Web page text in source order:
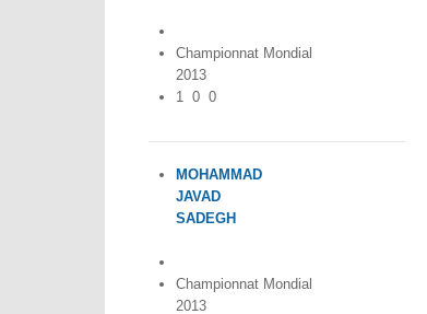
Championnat Mondial
2013
1 0 0
MOHAMMAD
JAVAD
SADEGH
Championnat Mondial
2013